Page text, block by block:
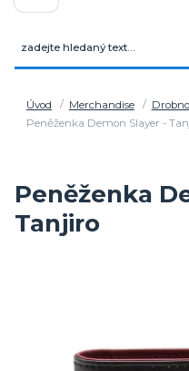
Úvod Merchandise
Peněženka Demon Slayer -
Peněženka
Tanjiro